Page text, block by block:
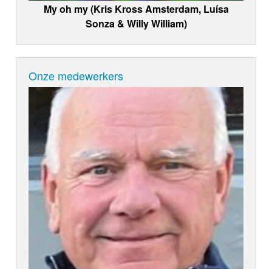
My oh my (Kris Kross Amsterdam, Luísa
Sonza & Willy William)
Onze medewerkers